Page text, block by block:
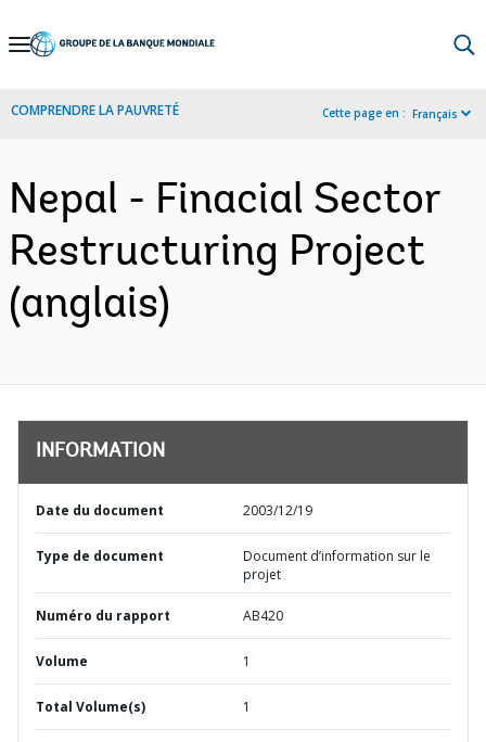
Skip
Navigation
COMPRENDRE LA PAUVRETÉ Cette page en : Français
Nepal - Finacial Sector
Restructuring Project
(anglais)
INFORMATION
Date du document 2003/12/19
Type de document
Document d’information sur le
projet
Numéro du rapport AB420
Volume 1
Total Volume(s) 1